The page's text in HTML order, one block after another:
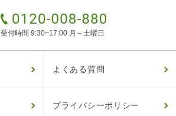
受付時間 9:30~17:00 月～土曜日
よくある質問
プライバシーポリシー